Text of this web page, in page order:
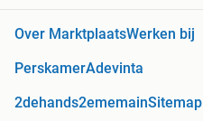
Over MarktplaatsWerken bij
PerskamerAdevinta
2dehands2ememainSitemap